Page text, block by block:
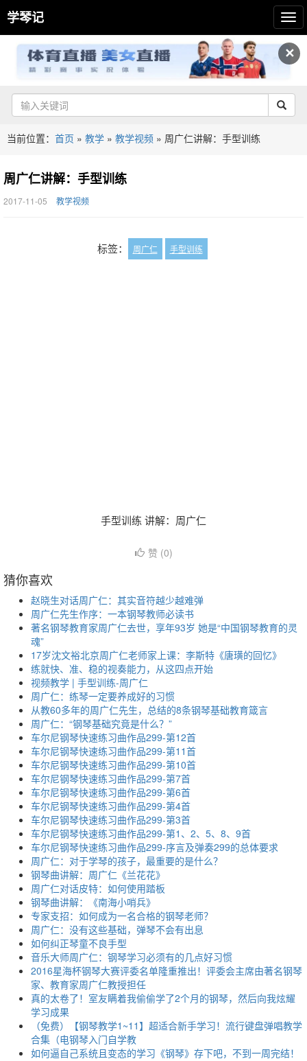
✕
学琴记
当前位置： 首页 » 教学 » 教学视频 » 周广仁讲解：手型训练
周广仁讲解：手型训练
2017-11-05 教学视频
标签： 周广仁 手型训练
手型训练 讲解：周广仁
赞 (0)
猜你喜欢
赵晓生对话周广仁：其实音符越少越难弹
周广仁先生作序：一本钢琴教师必读书
著名钢琴教育家周广仁去世，享年93岁 她是“中国钢琴教育的灵
魂”
17岁沈文裕北京周广仁老师家上课：李斯特《唐璜的回忆》
练就快、准、稳的视奏能力，从这四点开始
视频教学 | 手型训练-周广仁
周广仁：练琴一定要养成好的习惯
从教60多年的周广仁先生，总结的8条钢琴基础教育箴言
周广仁：“钢琴基础究竟是什么？”
车尔尼钢琴快速练习曲作品299-第12首
车尔尼钢琴快速练习曲作品299-第11首
车尔尼钢琴快速练习曲作品299-第10首
车尔尼钢琴快速练习曲作品299-第7首
车尔尼钢琴快速练习曲作品299-第6首
车尔尼钢琴快速练习曲作品299-第4首
车尔尼钢琴快速练习曲作品299-第3首
车尔尼钢琴快速练习曲作品299-第1、2、5、8、9首
车尔尼钢琴快速练习曲作品299-序言及弹奏299的总体要求
周广仁：对于学琴的孩子，最重要的是什么？
钢琴曲讲解：周广仁《兰花花》
周广仁对话皮特：如何使用踏板
钢琴曲讲解：《南海小哨兵》
专家支招：如何成为一名合格的钢琴老师？
周广仁：没有这些基础，弹琴不会有出息
如何纠正琴童不良手型
音乐大师周广仁：钢琴学习必须有的几点好习惯
2016星海杯钢琴大赛评委名单隆重推出！评委会主席由著名钢琴
家、教育家周广仁教授担任
真的太卷了！室友瞒着我偷偷学了2个月的钢琴，然后向我炫耀
学习成果
（免费）【钢琴教学1~11】超适合新手学习！流行键盘弹唱教学
合集（电钢琴入门自学教
如何逼自己系统且变态的学习《钢琴》存下吧，不到一周完结！